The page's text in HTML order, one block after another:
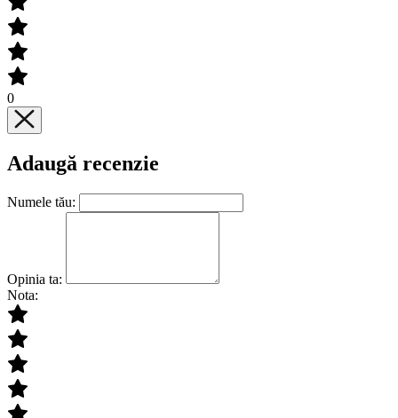
0
Adaugă recenzie
Numele tău:
Opinia ta:
Nota: